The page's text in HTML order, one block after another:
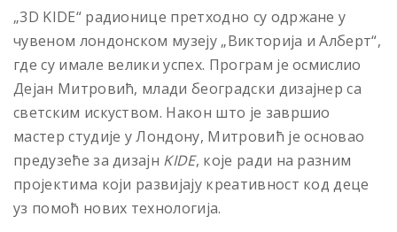
„3D KIDE“ радионице претходно су одржане у
чувеном лондонском музеју „Викторија и Алберт“,
где су имале велики успех. Програм је осмислио
Дејан Митровић, млади београдски дизајнер са
светским искуством. Након што је завршио
мастер студије у Лондону, Митровић је основао
предузеће за дизајн KIDE, које ради на разним
пројектима који развијају креативност код деце
уз помоћ нових технологија.